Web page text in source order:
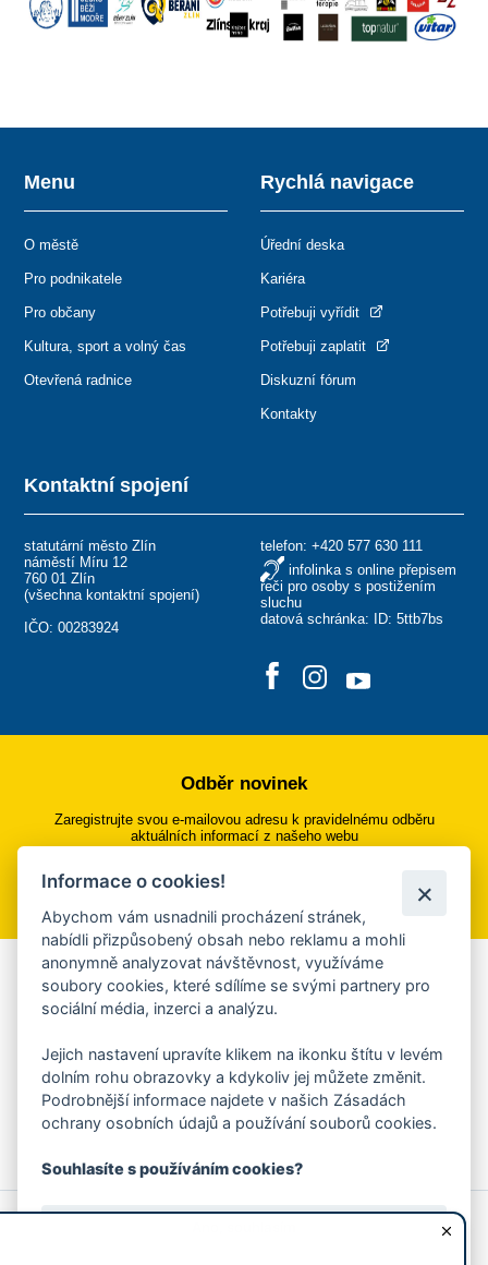
Kontaktní spojení
statutární město Zlín
náměstí Míru 12
760 01 Zlín
(všechna kontaktní spojení)
IČO: 00283924
telefon: +420 577 630 111
infolinka s online přepisem
řeči pro osoby s postižením
sluchu
datová schránka: ID: 5ttb7bs
Menu
O městě
Pro podnikatele
Pro občany
Kultura, sport a volný čas
Otevřená radnice
Rychlá navigace
Úřední deska
Kariéra
Potřebuji vyřídit
Potřebuji zaplatit
Diskuzní fórum
Kontakty
Odběr novinek
Zaregistrujte svou e-mailovou adresu k pravidelnému odběru
aktuálních informací z našeho webu
Přihlásit se k odběru
Aplikace Mobilní rozhlas
Chcete dostávat do svého mobilu či mailu upozornění na
ankety, pozvánky na kulturní a sportovní akce?
Více informací o aplikaci
© 2026 Magistrát města Zlína
Prohlášení o používání cookies
Informace o cookies!
Abychom vám usnadnili procházení stránek,
nabídli přizpůsobený obsah nebo reklamu a mohli
anonymně analyzovat návštěvnost, využíváme
soubory cookies, které sdílíme se svými partnery pro
sociální média, inzerci a analýzu.
Jejich nastavení upravíte klikem na ikonku štítu v levém
dolním rohu obrazovky a kdykoliv jej můžete změnit.
Podrobnější informace najdete v našich Zásadách
ochrany osobních údajů a používání souborů cookies.
Souhlasíte s používáním cookies?